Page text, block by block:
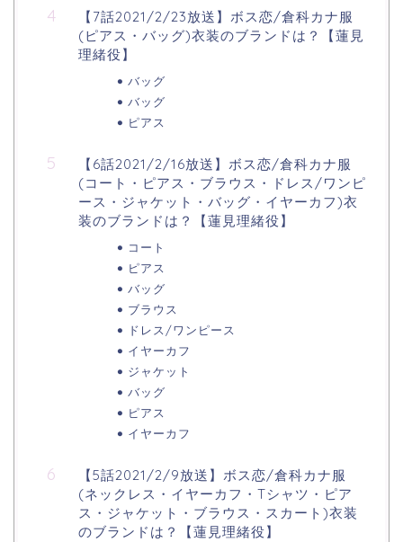
【7話2021/2/23放送】ボス恋/倉科カナ服
(ピアス・バッグ)衣装のブランドは？【蓮見
理緒役】
バッグ
バッグ
ピアス
【6話2021/2/16放送】ボス恋/倉科カナ服
(コート・ピアス・ブラウス・ドレス/ワンピ
ース・ジャケット・バッグ・イヤーカフ)衣
装のブランドは？【蓮見理緒役】
コート
ピアス
バッグ
ブラウス
ドレス/ワンピース
イヤーカフ
ジャケット
バッグ
ピアス
イヤーカフ
【5話2021/2/9放送】ボス恋/倉科カナ服
(ネックレス・イヤーカフ・Tシャツ・ピア
ス・ジャケット・ブラウス・スカート)衣装
のブランドは？【蓮見理緒役】